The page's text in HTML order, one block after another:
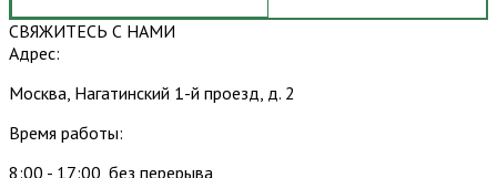
СВЯЖИТЕСЬ С НАМИ
Адрес:
Москва, Нагатинский 1-й проезд, д. 2
Время работы:
8:00 - 17:00, без перерыва